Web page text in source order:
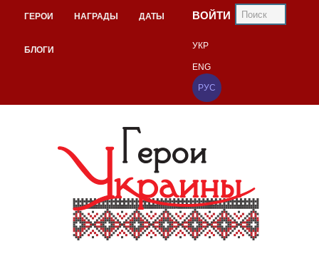
ГЕРОИ НАГРАДЫ ДАТЫ
БЛОГИ
ВОЙТИ
УКР
ENG
РУС